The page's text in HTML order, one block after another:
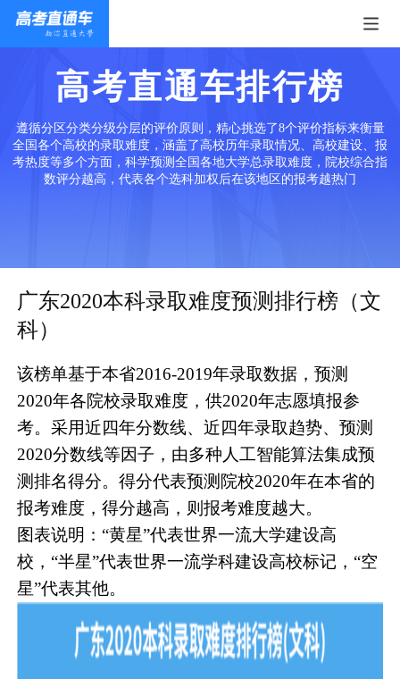
高考直通车排行榜
遵循分区分类分级分层的评价原则，精心挑选了8个评价指标来衡量
全国各个高校的录取难度，涵盖了高校历年录取情况、高校建设、报
考热度等多个方面，科学预测全国各地大学总录取难度，院校综合指
数评分越高，代表各个选科加权后在该地区的报考越热门
广东2020本科录取难度预测排行榜（文
科）
该榜单基于本省2016-2019年录取数据，预测
2020年各院校录取难度，供2020年志愿填报参
考。采用近四年分数线、近四年录取趋势、预测
2020分数线等因子，由多种人工智能算法集成预
测排名得分。得分代表预测院校2020年在本省的
报考难度，得分越高，则报考难度越大。
图表说明：“黄星”代表世界一流大学建设高
校，“半星”代表世界一流学科建设高校标记，“空
星”代表其他。